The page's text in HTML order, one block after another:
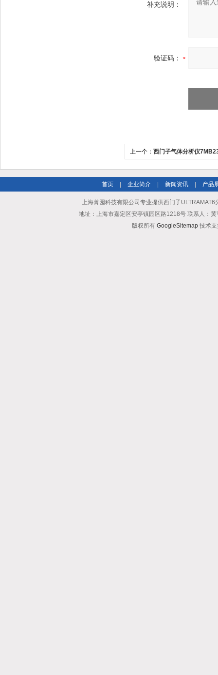
补充说明：
验证码：
上一个： 西门子气体分析仪
首页 企业简介 新闻资讯 产品
上海菁园科技有限公司专业提供西门子
地址：上海市嘉定区安亭镇园区路1218号 联系人：
版权所有 GoogleSitemap技术支